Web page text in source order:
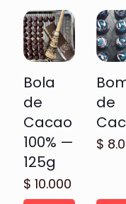
Bola
de
Cacao
100% —
125g
$ 10.000
de
$